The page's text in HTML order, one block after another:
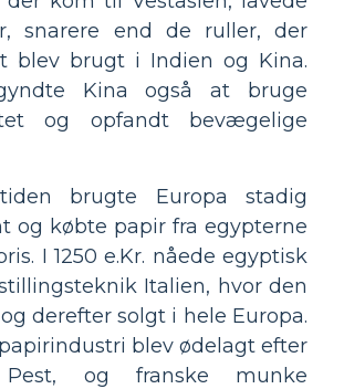
snarere end de ruller, der
blev brugt i Indien og Kina.
Kina også at bruge
og opfandt bevægelige
brugte Europa stadig
og købte papir fra egypterne
I 1250 e.Kr. nåede egyptisk
Italien, hvor den
derefter solgt i hele Europa.
blev ødelagt efter
Pest, og franske munke